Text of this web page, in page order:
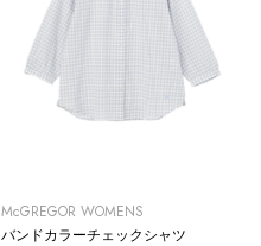
McGREGOR WOMENS
バンドカラーチェックシャツ